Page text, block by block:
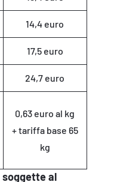
14,4 euro
17,5 euro
24,7 euro
0,63 euro al kg
+ tariffa base 65
kg
soggette al